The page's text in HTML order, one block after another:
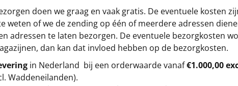
doen we graag en vaak gratis. De eventuele kosten
weten of we de zending op één of meerdere adressen
adressen te laten bezorgen. De eventuele bezorgkosten
dan kan dat invloed hebben op de bezorgkosten.
in Nederland bij een orderwaarde vanaf€1.000,00
Waddeneilanden).